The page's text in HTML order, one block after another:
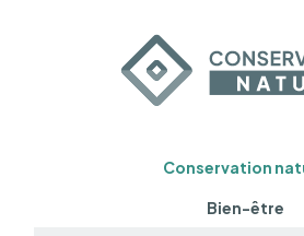
Conservation
Bien-être